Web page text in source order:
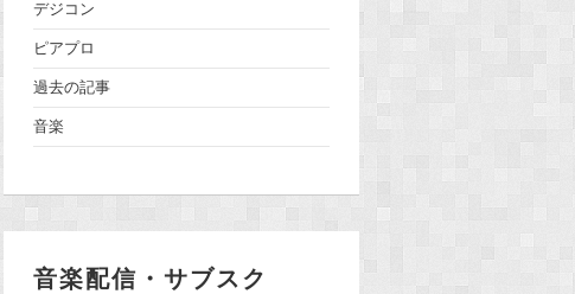
デジコン
ピアプロ
過去の記事
音楽
音楽配信・サブスク